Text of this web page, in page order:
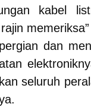
kabel
dan
seluruh